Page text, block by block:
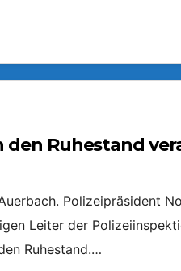
den Ruhestand
Polizeipräsident
Leiter der
Ruhestand.…